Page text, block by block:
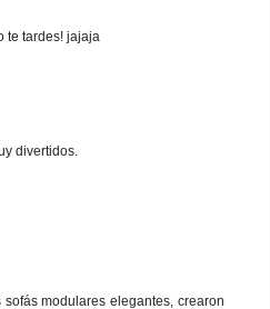
te tardes! jajaja
divertidos.
modulares elegantes, crearon